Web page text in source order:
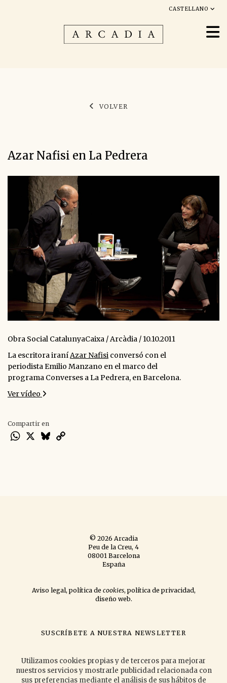
CASTELLANO
VOLVER
Azar Nafisi en La Pedrera
Obra Social CatalunyaCaixa / Arcàdia / 10.10.2011
La escritora iraníAzar Nafisi conversó con el
periodista Emilio Manzano en el marco del
programa Converses a La Pedrera, en Barcelona.
Ver vídeo
Compartir en
WhatsApp
X Bluesky
© 2026 Arcadia
Peu de la Creu, 4
08001 Barcelona
España
Aviso legal,política de cookies,política de privacidad,
diseño web.
SUSCRÍBETE A NUESTRA NEWSLETTER
actividades que organizamos.
Utilizamos cookies propias y de terceros para mejorar
nuestros servicios y mostrarle publicidad relacionada con
sus preferencias mediante el análisis de sus hábitos de